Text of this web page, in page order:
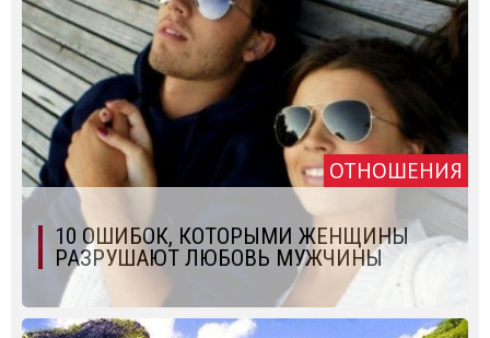
ОТНОШЕНИЯ
10 ОШИБОК, КОТОРЫМИ ЖЕНЩИНЫ
РАЗРУШАЮТ ЛЮБОВЬ МУЖЧИНЫ